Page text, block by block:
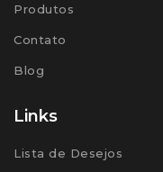
Produtos
Contato
Blog
Links
Lista de Desejos